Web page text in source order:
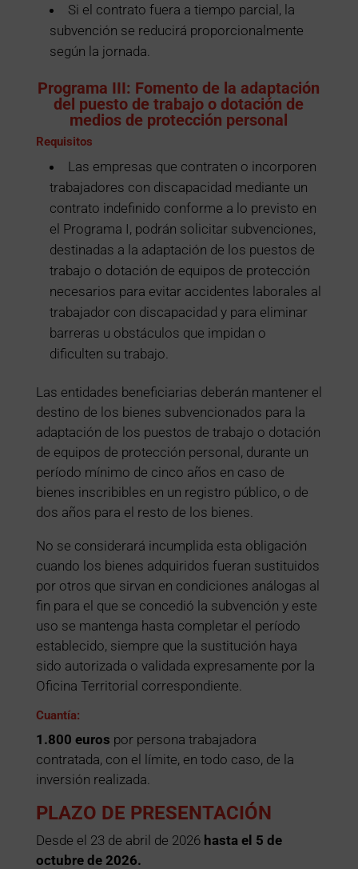
Si el contrato fuera a tiempo parcial, la
subvención se reducirá proporcionalmente
según la jornada.
Programa III: Fomento de la adaptación
del puesto de trabajo o dotación de
medios de protección personal
Requisitos
Las empresas que contraten o incorporen
trabajadores con discapacidad mediante un
contrato indefinido conforme a lo previsto en
el Programa I, podrán solicitar subvenciones,
destinadas a la adaptación de los puestos de
trabajo o dotación de equipos de protección
necesarios para evitar accidentes laborales al
trabajador con discapacidad y para eliminar
barreras u obstáculos que impidan o
dificulten su trabajo.
Las entidades beneficiarias deberán mantener el
destino de los bienes subvencionados para la
adaptación de los puestos de trabajo o dotación
de equipos de protección personal, durante un
período mínimo de cinco años en caso de
bienes inscribibles en un registro público, o de
dos años para el resto de los bienes.
No se considerará incumplida esta obligación
cuando los bienes adquiridos fueran sustituidos
por otros que sirvan en condiciones análogas al
fin para el que se concedió la subvención y este
uso se mantenga hasta completar el período
establecido, siempre que la sustitución haya
sido autorizada o validada expresamente por la
Oficina Territorial correspondiente.
Cuantía:
1.800 euros por persona trabajadora
contratada, con el límite, en todo caso, de la
inversión realizada.
PLAZO DE PRESENTACIÓN
Desde el 23 de abril de 2026 hasta el 5 de
octubre de 2026.